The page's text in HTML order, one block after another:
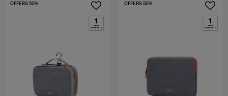
OFFERS 50% OFFERS 50%